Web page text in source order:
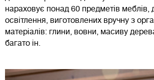
нараховує понад 60 предметів меблів,
освітлення, виготовлених вручну з
матеріалів: глини, вовни, масиву
багато ін.